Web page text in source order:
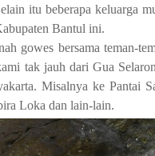
itu beberapa keluarga
Bantul ini.
gowes bersama teman-
tak jauh dari Gua
Misalnya ke Pantai
Loka dan lain-lain.